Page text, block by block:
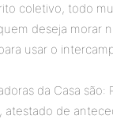
coletivo, todo
deseja morar
usar o
da Casa são:
atestado de